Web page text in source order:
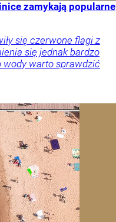
zamykają popularne
się czerwone flagi z
się jednak bardzo
wody warto sprawdzić